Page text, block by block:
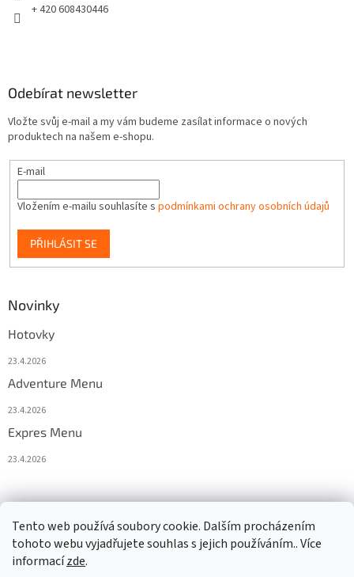
Tento web používá soubory cookie. Dalším procházením
tohoto webu vyjadřujete souhlas s jejich používáním.. Více
informacízde.
+ 420 608430446
Odebírat newsletter
Vložte svůj e-mail a my vám budeme zasílat informace o nových
produktech na našem e-shopu.
E-mail
Vložením e-mailu souhlasíte s podmínkami ochrany osobních údajů
PŘIHLÁSIT SE
Novinky
Hotovky
23.4.2026
Adventure Menu
23.4.2026
Expres Menu
23.4.2026